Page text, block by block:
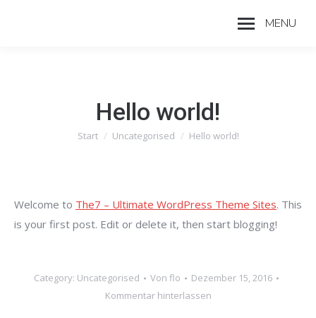
MENU
Hello world!
Sie befinden sich hier:
Start Uncategorised Hello world!
Welcome to The7 – Ultimate WordPress Theme Sites. This
is your first post. Edit or delete it, then start blogging!
Category: Uncategorised Von flo
Dezember 15, 2016
Kommentar hinterlassen